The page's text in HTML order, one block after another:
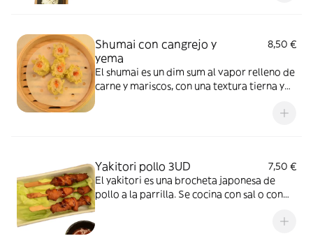
Shumai con cangrejo y
yema
8,50 €
El shumai es un dim sum al vapor relleno de
carne y mariscos, con una textura tierna y
Yakitori pollo 3UD
7,50 €
El yakitori es una brocheta japonesa de
pollo a la parrilla. Se cocina con sal o con